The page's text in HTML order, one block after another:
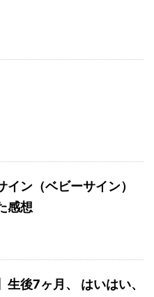
イン（ベビーサイン）
感想
生後7ヶ月、 はいはい、